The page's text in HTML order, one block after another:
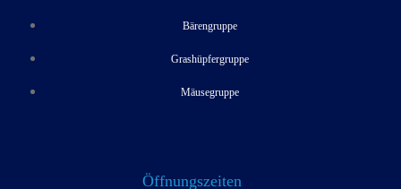
Bärengruppe
Grashüpfergruppe
Mäusegruppe
Öffnungszeiten